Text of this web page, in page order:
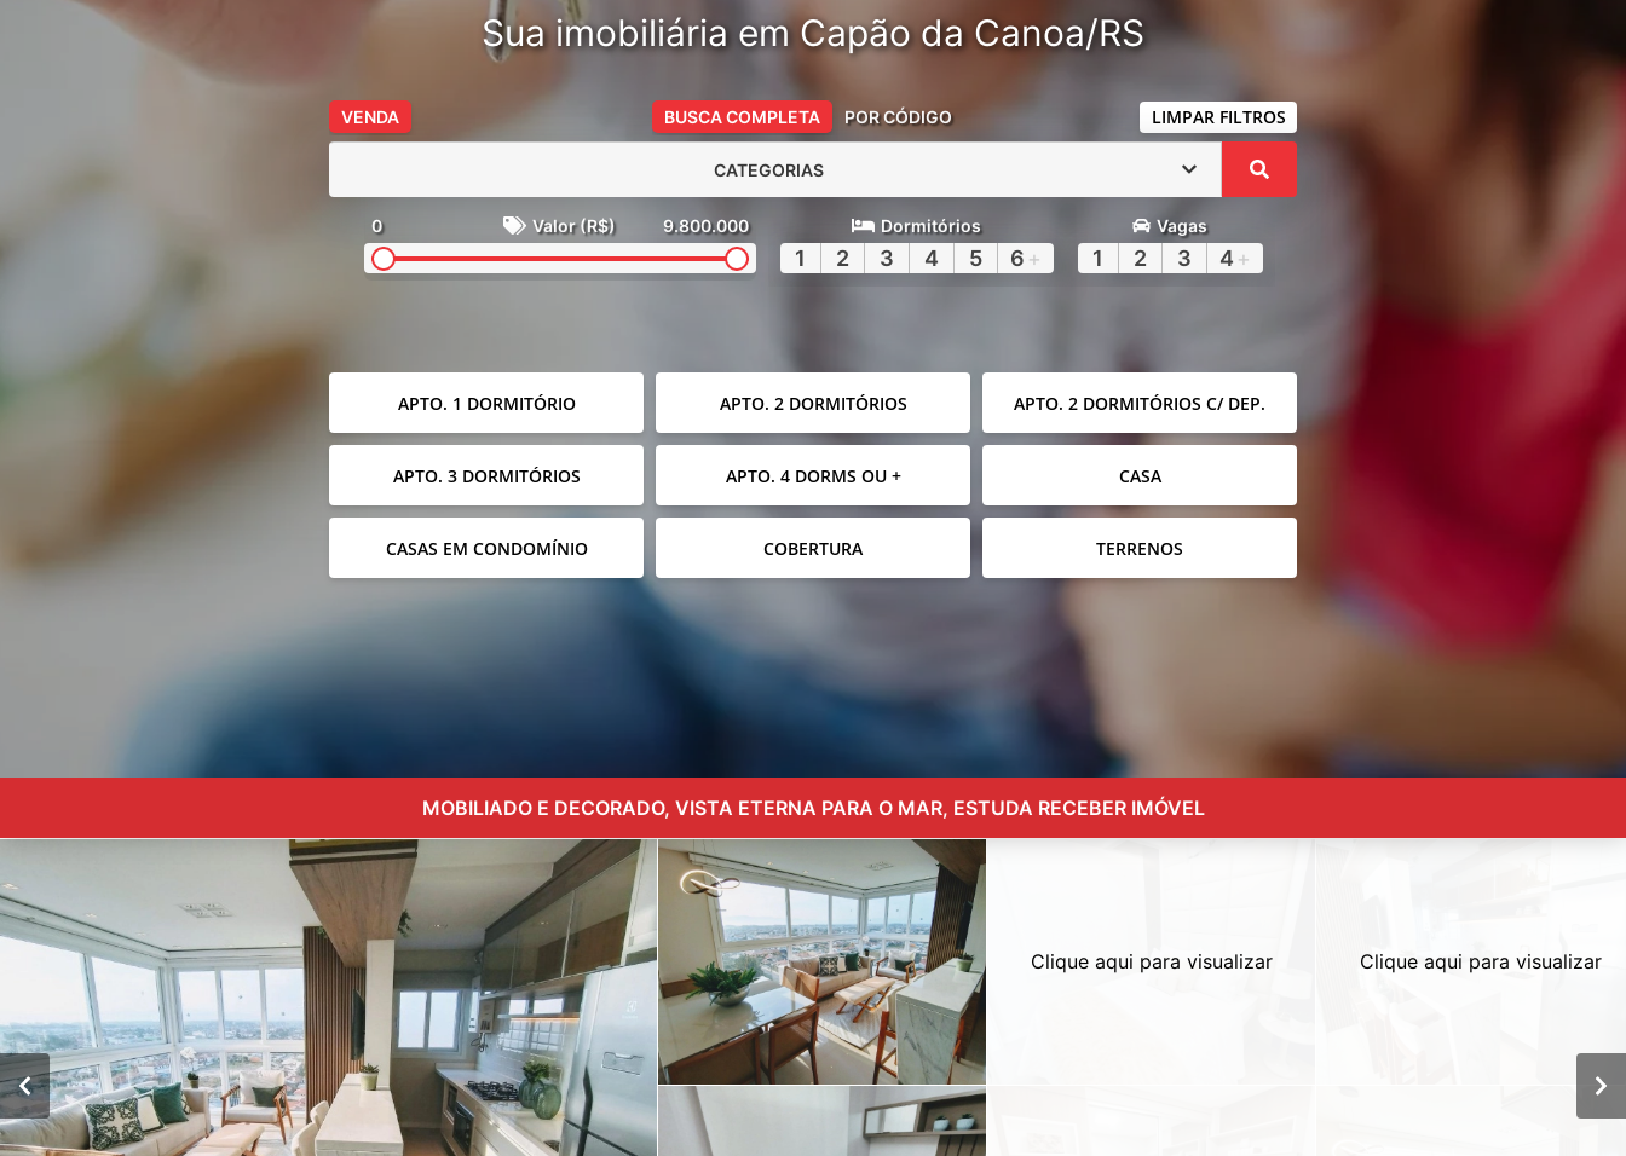
Sua imobiliária em Capão da Canoa/RS
VENDA BUSCA COMPLETA POR CÓDIGO LIMPAR FILTROS
CATEGORIAS
0 Valor (R$) 9.800.000 Dormitórios
1 2 3 4 5 6 +
Vagas
1 2 3 4 +
APTO. 1 DORMITÓRIO APTO. 2 DORMITÓRIOS APTO. 2 DORMITÓRIOS C/ DEP.
APTO. 3 DORMITÓRIOS APTO. 4 DORMS OU + CASA
CASAS EM CONDOMÍNIO COBERTURA TERRENOS
MOBILIADO E DECORADO, VISTA ETERNA PARA O MAR, ESTUDA RECEBER IMÓVEL
Clique aqui para visualizar Clique aqui para visualizar